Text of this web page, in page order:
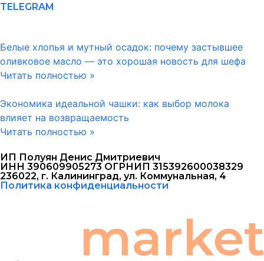
TELEGRAM
Белые хлопья и мутный осадок: почему застывшее
оливковое масло — это хорошая новость для шефа
Читать полностью »
Экономика идеальной чашки: как выбор молока
влияет на возвращаемость
Читать полностью »
ИП Полуян Денис Дмитриевич
ИНН 390609905273 ОГРНИП 315392600038329
236022, г. Калининград, ул. Коммунальная, 4
Политика конфиденциальности